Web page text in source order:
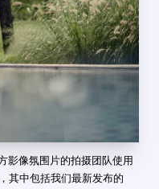
影像氛围片的拍摄团队使用
其中包括我们最新发布的